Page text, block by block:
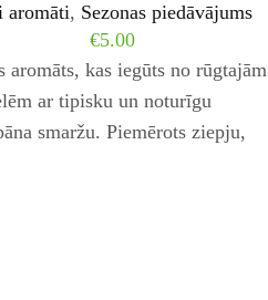
aromāti, Sezonas piedāvājums
€5.00
aromāts, kas iegūts no rūgtajām
ar tipisku un noturīgu
smaržu. Piemērots ziepju,